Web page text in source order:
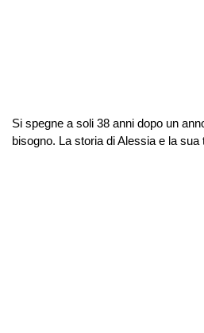
Si spegne a soli 38 anni dopo un
bisogno. La storia di Alessia e la